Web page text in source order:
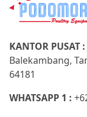
KANTOR PUSAT :
Balekambang,
64181
WHATSAPP 1 :